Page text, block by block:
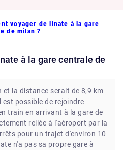
voyager de linate à la gare
de milan ?
et la distance serait de 8,9 km
possible de rejoindre
train en arrivant à la gare de
reliée à l'aéroport par la
pour un trajet d'environ 10
n'a pas sa propre gare à